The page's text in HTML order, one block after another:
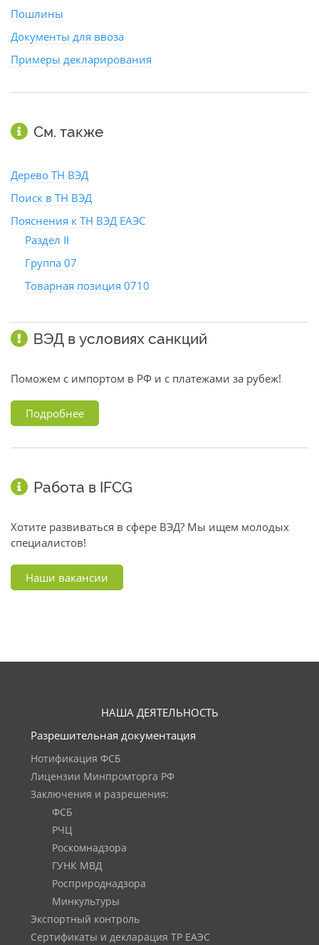
Пошлины
Документы для ввоза
Примеры декларирования
См. также
Дерево ТН ВЭД
Поиск в ТН ВЭД
Пояснения к ТН ВЭД ЕАЭС
Раздел II
Группа 07
Товарная позиция 0710
ВЭД в условиях санкций
Поможем с импортом в РФ и с платежами за рубеж!
Подробнее
Работа в IFCG
Хотите развиваться в сфере ВЭД? Мы ищем молодых
специалистов!
Наши вакансии
НАША ДЕЯТЕЛЬНОСТЬ
Разрешительная документация
Нотификация ФСБ
Лицензии Минпромторга РФ
Заключения и разрешения:
ФСБ
РЧЦ
Роскомнадзора
ГУНК МВД
Росприроднадзора
Минкультуры
Экспортный контроль
Сертификаты и декларация ТР ЕАЭС